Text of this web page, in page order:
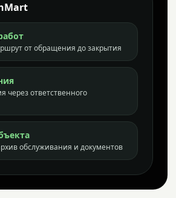
от обращения до закрытия
через ответственного
обслуживания и документов